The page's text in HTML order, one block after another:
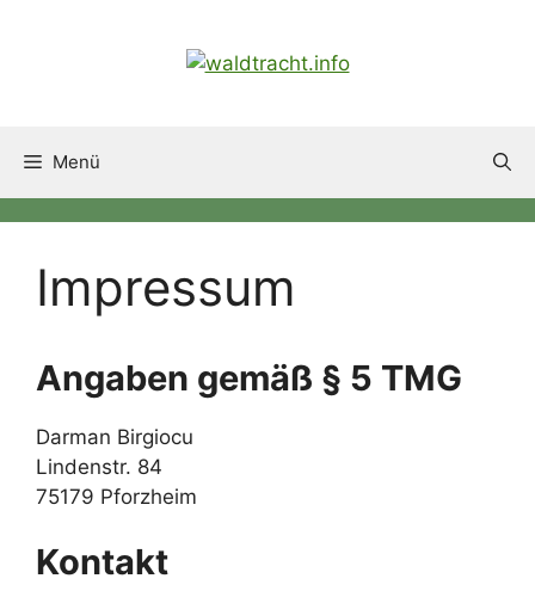
Menü
Impressum
Angaben gemäß § 5 TMG
Darman Birgiocu
Lindenstr. 84
75179 Pforzheim
Kontakt